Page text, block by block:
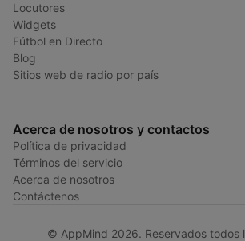
Locutores
Widgets
Fútbol en Directo
Blog
Sitios web de radio por país
Acerca de nosotros y contactos
Política de privacidad
Términos del servicio
Acerca de nosotros
Contáctenos
© AppMind 2026. Reservados todos